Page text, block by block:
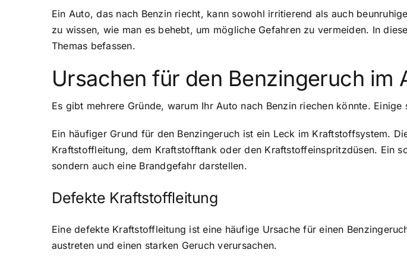
Ein Auto, das nach Benzin riecht, kann sowohl irritierend als auch
zu wissen, wie man es behebt, um mögliche Gefahren zu vermeiden. In
Themas befassen.
Ursachen für den Benzingeruch im
Es gibt mehrere Gründe, warum Ihr Auto nach Benzin riechen könnte.
Ein häufiger Grund für den Benzingeruch ist ein Leck im Kraftstoffsystem.
Kraftstoffleitung, dem Kraftstofftank oder den Kraftstoffeinspritzdüsen. Ein
sondern auch eine Brandgefahr darstellen.
Defekte Kraftstoffleitung
Eine defekte Kraftstoffleitung ist eine häufige Ursache für einen
austreten und einen starken Geruch verursachen.